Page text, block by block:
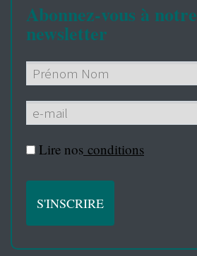
Abonnez-vous à notre
newsletter
Lire nos conditions